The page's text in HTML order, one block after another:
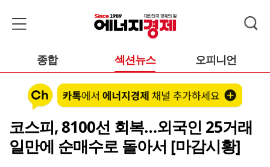
종합 섹션뉴스 오피니언
코스피, 8100선 회복…외국인 25거래
일만에 순매수로 돌아서 [마감시황]